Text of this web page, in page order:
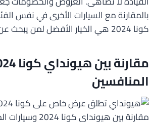
بالمقارنة مع السيارات الأخرى في نفس
كونا 2024 هي الخيار الأفضل لمن يبحث عن الأناقة والكفاءة.
المنافسين